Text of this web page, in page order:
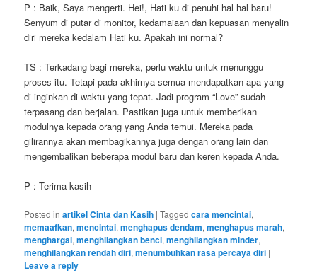
P : Baik, Saya mengerti. Hei!, Hati ku di penuhi hal hal baru!
Senyum di putar di monitor, kedamaiaan dan kepuasan menyalin
diri mereka kedalam Hati ku. Apakah ini normal?
TS : Terkadang bagi mereka, perlu waktu untuk menunggu
proses itu. Tetapi pada akhirnya semua mendapatkan apa yang
di inginkan di waktu yang tepat. Jadi program “Love” sudah
terpasang dan berjalan. Pastikan juga untuk memberikan
modulnya kepada orang yang Anda temui. Mereka pada
gilirannya akan membagikannya juga dengan orang lain dan
mengembalikan beberapa modul baru dan keren kepada Anda.
P : Terima kasih
Posted in artikel Cinta dan Kasih |Tagged cara mencintai,
memaafkan,mencintai,menghapus dendam,menghapus marah,
menghargai,menghilangkan benci,menghilangkan minder,
menghilangkan rendah diri,menumbuhkan rasa percaya diri |
Leave a reply